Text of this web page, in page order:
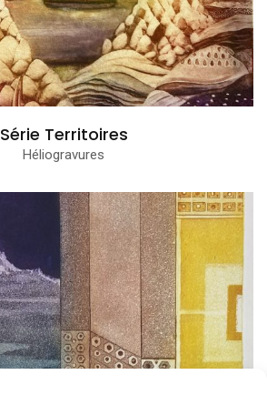
Série Territoires
Héliogravures